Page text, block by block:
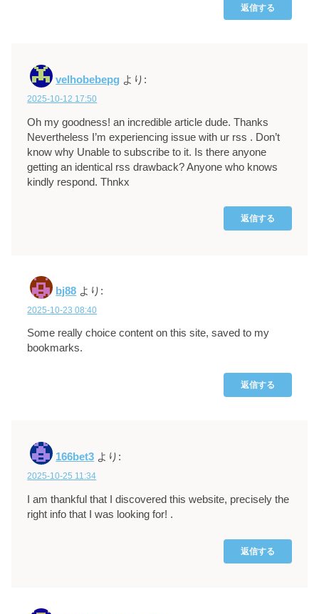
返信する
velhobebepg より:
2025-10-12 17:50
Oh my goodness! an incredible article dude. Thanks
Nevertheless I’m experiencing issue with ur rss . Don’t
know why Unable to subscribe to it. Is there anyone
getting an identical rss drawback? Anyone who knows
kindly respond. Thnkx
返信する
bj88 より:
2025-10-23 08:40
Some really choice content on this site, saved to my
bookmarks.
返信する
166bet3 より:
2025-10-25 11:34
I am thankful that I discovered this website, precisely the
right info that I was looking for! .
返信する